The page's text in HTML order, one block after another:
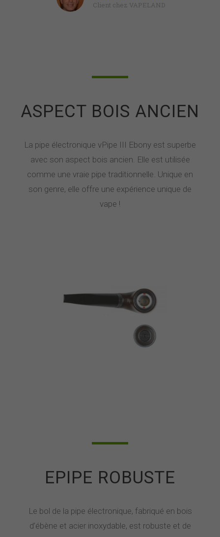
Client chez VAPELAND
ASPECT BOIS ANCIEN
La pipe électronique vPipe III Ebony est superbe
avec son aspect bois ancien. Elle est utilisée
comme une vraie pipe traditionnelle. Unique en
son genre, elle offre une expérience unique de
vape !
EPIPE ROBUSTE
Le bol de la pipe électronique, fabriqué en bois
d’ébène et acier inoxydable, est robuste et de